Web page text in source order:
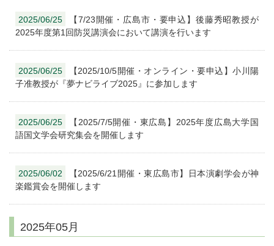
2025/06/25
【7/23開催・広島市・要申込】後藤秀昭教授が
2025年度第1回防災講演会において講演を行います
2025/06/25
【2025/10/5開催・オンライン・要申込】小川陽
子准教授が『夢ナビライブ2025』に参加します
2025/06/25
【2025/7/5開催・東広島】2025年度広島大学国
語国文学会研究集会を開催します
2025/06/02
【2025/6/21開催・東広島市】日本演劇学会が神
楽鑑賞会を開催します
2025年05月